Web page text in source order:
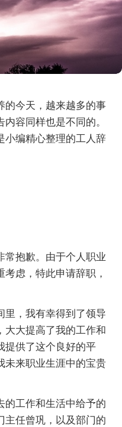
的今天，越来越多的事
容同样也是不同的。
小编精心整理的工人辞
常抱歉。由于个人职业
虑，特此申请辞职，
里，我有幸得到了领导
大大提高了我的工作和
提供了这个良好的平
未来职业生涯中的宝贵
的工作和生活中给予的
主任曾巩，以及部门的